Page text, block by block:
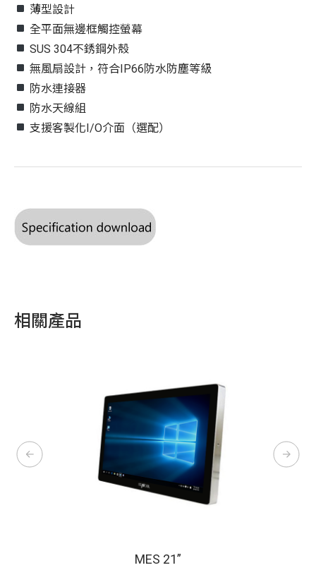
薄型設計
全平面無邊框觸控螢幕
SUS 304不銹鋼外殼
無風扇設計，符合IP66防水防塵等級
防水連接器
防水天線組
支援客製化I/O介面（選配）
相關產品
MES 21”